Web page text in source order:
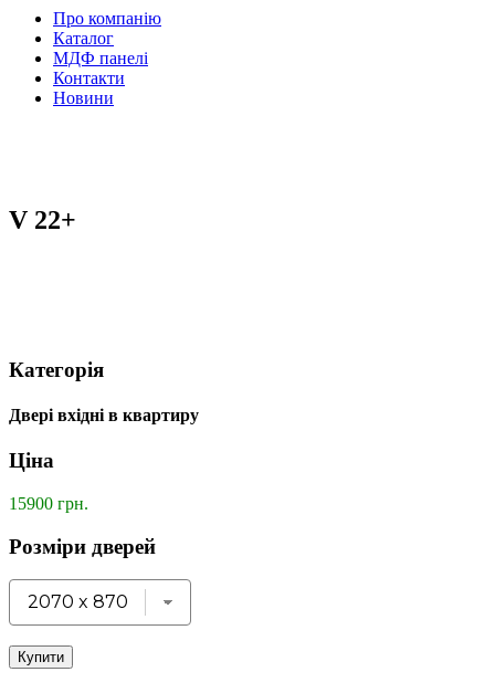
Про компанію
Каталог
МДФ панелі
Контакти
Новини
V 22+
Категорія
Двері вхідні в квартиру
Ціна
15900 грн.
Розміри дверей
Купити